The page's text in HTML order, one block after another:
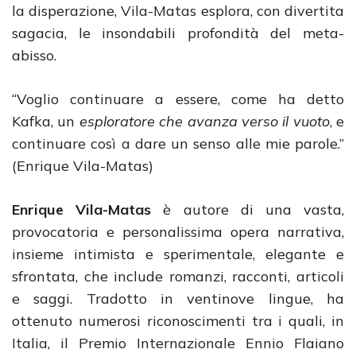
la disperazione, Vila-Matas esplora, con divertita
sagacia, le insondabili profondità del meta-
abisso.
“Voglio continuare a essere, come ha detto
Kafka, un esploratore che avanza verso il vuoto, e
continuare così a dare un senso alle mie parole.”
(Enrique Vila-Matas)
Enrique Vila-Matas è autore di una vasta,
provocatoria e personalissima opera narrativa,
insieme intimista e sperimentale, elegante e
sfrontata, che include romanzi, racconti, articoli
e saggi. Tradotto in ventinove lingue, ha
ottenuto numerosi riconoscimenti tra i quali, in
Italia, il Premio Internazionale Ennio Flaiano